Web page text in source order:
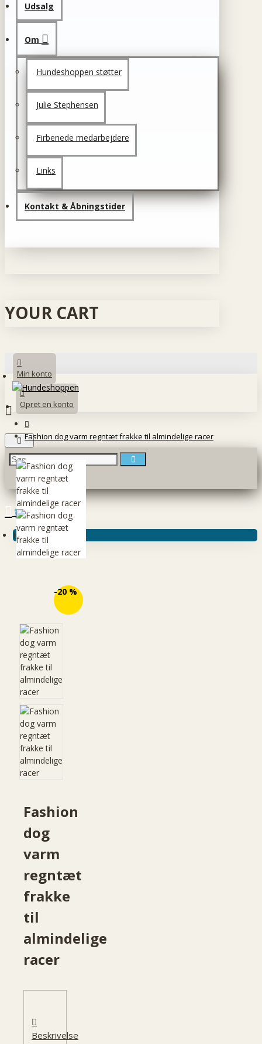
Udsalg
Om
Hundeshoppen støtter
Julie Stephensen
Firbenede medarbejdere
Links
Kontakt & Åbningstider
YOUR CART
Min konto
Opret en konto
0 vare(r) - 0 DKK
0
Ingen produkter
Fashion dog varm regntæt frakke til almindelige racer
-20 %
Fashion
dog
varm
regntæt
frakke
til
almindelige
racer
Beskrivelse